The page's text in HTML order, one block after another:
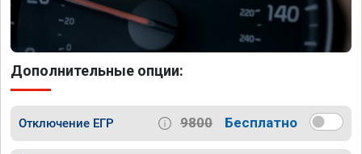
Дополнительные опции:
Отключение ЕГР 9800 Бесплатно